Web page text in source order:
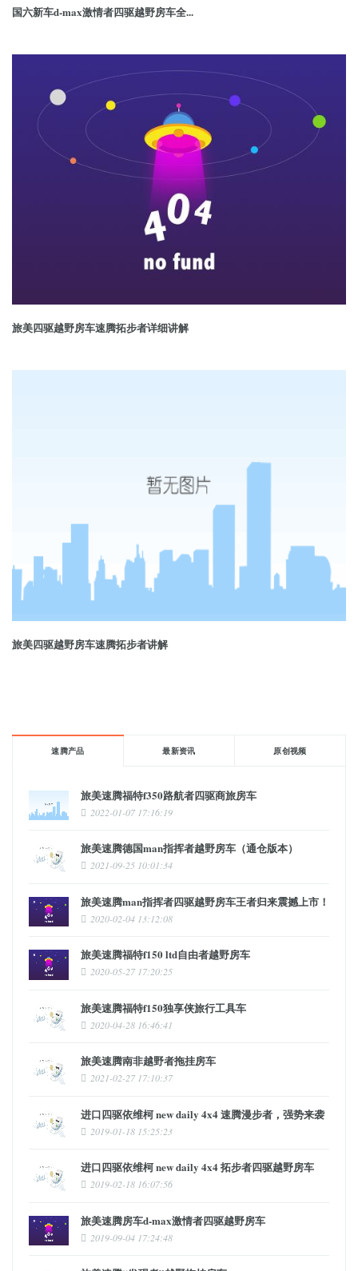
国六新车d-max激情者四驱越野房车全...
旅美四驱越野房车速腾拓步者详细讲解
旅美四驱越野房车速腾拓步者讲解
速腾产品 最新资讯 原创视频
旅美速腾福特f350路航者四驱商旅房车
2022-01-07 17:16:19
旅美速腾德国man指挥者越野房车（通仓版本）
2021-09-25 10:01:34
旅美速腾man指挥者四驱越野房车王者归来震撼上市！
2020-02-04 13:12:08
旅美速腾福特f150 ltd自由者越野房车
2020-05-27 17:20:25
旅美速腾福特f150独享侠旅行工具车
2020-04-28 16:46:41
旅美速腾南非越野者拖挂房车
2021-02-27 17:10:37
进口四驱依维柯 new daily 4x4 速腾漫步者，强势来袭
2019-01-18 15:25:23
进口四驱依维柯 new daily 4x4 拓步者四驱越野房车
2019-02-18 16:07:56
旅美速腾房车d-max激情者四驱越野房车
2019-09-04 17:24:48